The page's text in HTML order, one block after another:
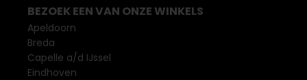
BEZOEK EEN VAN ONZE WINKELS
Apeldoorn
Breda
Capelle a/d IJssel
Eindhoven